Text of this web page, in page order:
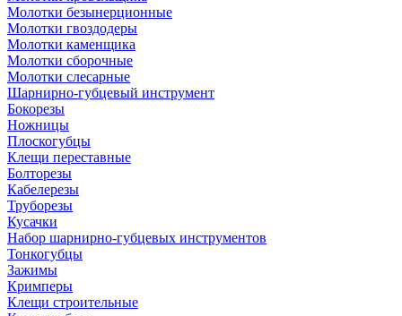
Молотки безынерционные
Молотки гвоздодеры
Молотки каменщика
Молотки сборочные
Молотки слесарные
Шарнирно-губцевый инструмент
Бокорезы
Ножницы
Плоскогубцы
Клещи переставные
Болторезы
Кабелерезы
Труборезы
Кусачки
Набор шарнирно-губцевых инструментов
Тонкогубцы
Зажимы
Кримперы
Клещи строительные